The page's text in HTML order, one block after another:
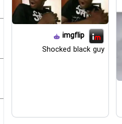
imgflip
Shocked black guy